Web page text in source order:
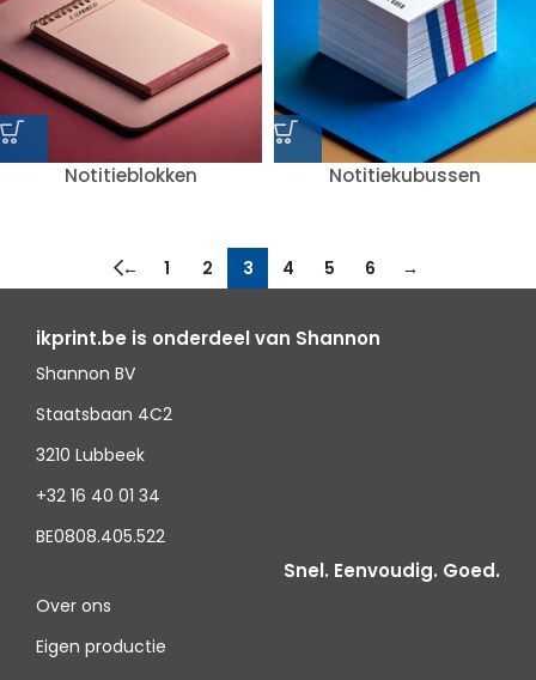
Notitieblokken Notitiekubussen
← 1 2 3 4 5 6 →
ikprint.be is onderdeel van Shannon
Shannon BV
Staatsbaan 4C2
3210 Lubbeek
+32 16 40 01 34
BE0808.405.522
Snel. Eenvoudig. Goed.
Over ons
Eigen productie